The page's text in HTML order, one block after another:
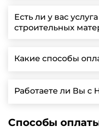
запрос через нашу
заполнить форму на
детальной
Есть ли у вас
строительных
Ленинградской
автопарк, для
Какие способы
включая наличные,
кредитные карты.
Работаете ли Вы с
налогообложения, т.е
Способы